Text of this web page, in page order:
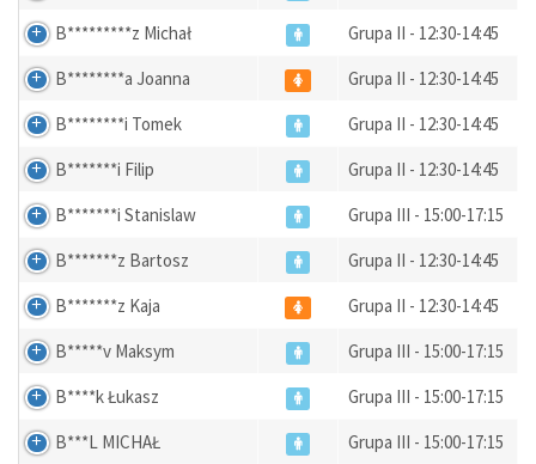
B*********z Michał
Grupa II - 12:30-14:45
B********a Joanna
Grupa II - 12:30-14:45
B********i Tomek
Grupa II - 12:30-14:45
B*******i Filip
Grupa II - 12:30-14:45
B*******i Stanislaw
Grupa III - 15:00-17:15
B*******z Bartosz
Grupa II - 12:30-14:45
B*******z Kaja
Grupa II - 12:30-14:45
B*****v Maksym
Grupa III - 15:00-17:15
B****k Łukasz
Grupa III - 15:00-17:15
B***L MICHAŁ
Grupa III - 15:00-17:15